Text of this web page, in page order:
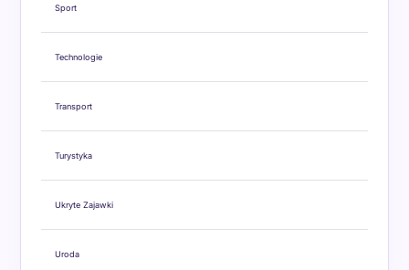
Sport
Technologie
Transport
Turystyka
Ukryte Zajawki
Uroda